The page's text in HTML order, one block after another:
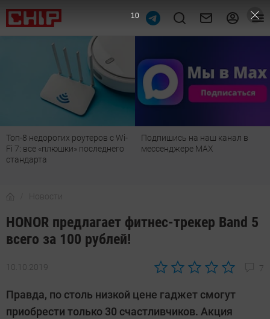
Топ-8 недорогих роутеров с Wi-
Fi 7: все «плюшки» последнего
стандарта
Подпишись на наш канал в
мессенджере МАХ
Новости
HONOR предлагает фитнес-трекер Band 5
всего за 100 рублей!
10.10.2019 7
Автор:
Кошик
Правда, по столь низкой цене гаджет смогут
приобрести только 30 счастливчиков. Акция
9